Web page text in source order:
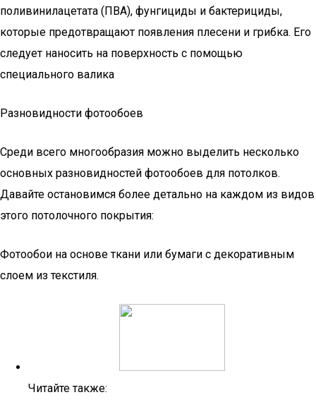
поливинилацетата (ПВА), фунгициды и бактерициды,
которые предотвращают появления плесени и грибка. Его
следует наносить на поверхность с помощью
специального валика
Разновидности фотообоев
Среди всего многообразия можно выделить несколько
основных разновидностей фотообоев для потолков.
Давайте остановимся более детально на каждом из видов
этого потолочного покрытия:
Фотообои на основе ткани или бумаги с декоративным
слоем из текстиля.
Читайте также: